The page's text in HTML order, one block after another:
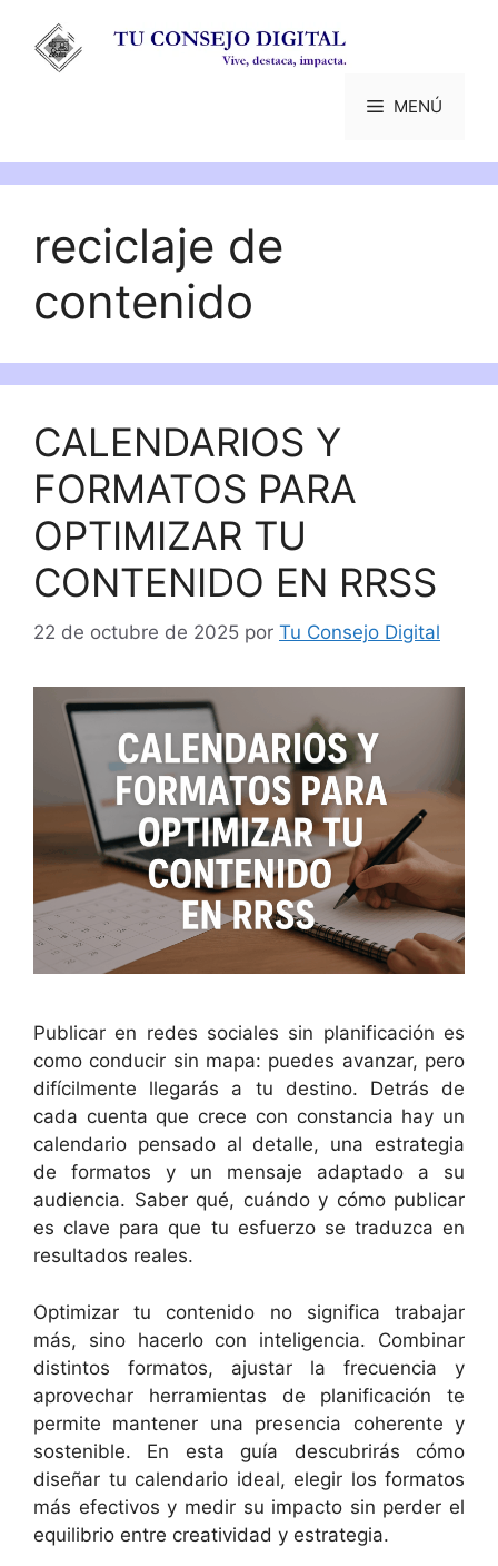
contenido
MENÚ
reciclaje de
contenido
CALENDARIOS Y
FORMATOS PARA
OPTIMIZAR TU
CONTENIDO EN RRSS
22 de octubre de 2025 por Tu Consejo Digital
Publicar en redes sociales sin planificación es
como conducir sin mapa: puedes avanzar, pero
difícilmente llegarás a tu destino. Detrás de
cada cuenta que crece con constancia hay un
calendario pensado al detalle, una estrategia
de formatos y un mensaje adaptado a su
audiencia. Saber qué, cuándo y cómo publicar
es clave para que tu esfuerzo se traduzca en
resultados reales.
Optimizar tu contenido no significa trabajar
más, sino hacerlo con inteligencia. Combinar
distintos formatos, ajustar la frecuencia y
aprovechar herramientas de planificación te
permite mantener una presencia coherente y
sostenible. En esta guía descubrirás cómo
diseñar tu calendario ideal, elegir los formatos
más efectivos y medir su impacto sin perder el
equilibrio entre creatividad y estrategia.